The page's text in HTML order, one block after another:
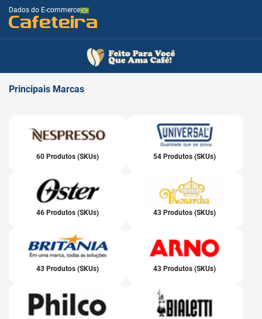
Dados do E-commerce
Cafeteira
Principais Marcas
60 Produtos (SKUs) 54 Produtos (SKUs)
46 Produtos (SKUs) 43 Produtos (SKUs)
43 Produtos (SKUs) 43 Produtos (SKUs)